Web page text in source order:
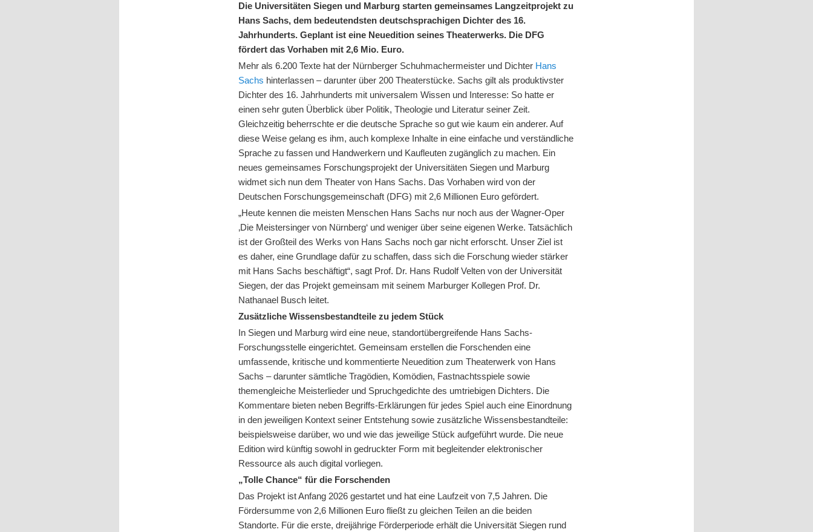
Die Universitäten Siegen und Marburg starten gemeinsames Langzeitprojekt zu
Hans Sachs, dem bedeutendsten deutschsprachigen Dichter des 16.
Jahrhunderts. Geplant ist eine Neuedition seines Theaterwerks. Die DFG
fördert das Vorhaben mit 2,6 Mio. Euro.
Mehr als 6.200 Texte hat der Nürnberger Schuhmachermeister und Dichter Hans
Sachs hinterlassen – darunter über 200 Theaterstücke. Sachs gilt als produktivster
Dichter des 16. Jahrhunderts mit universalem Wissen und Interesse: So hatte er
einen sehr guten Überblick über Politik, Theologie und Literatur seiner Zeit.
Gleichzeitig beherrschte er die deutsche Sprache so gut wie kaum ein anderer. Auf
diese Weise gelang es ihm, auch komplexe Inhalte in eine einfache und verständliche
Sprache zu fassen und Handwerkern und Kaufleuten zugänglich zu machen. Ein
neues gemeinsames Forschungsprojekt der Universitäten Siegen und Marburg
widmet sich nun dem Theater von Hans Sachs. Das Vorhaben wird von der
Deutschen Forschungsgemeinschaft (DFG) mit 2,6 Millionen Euro gefördert.
„Heute kennen die meisten Menschen Hans Sachs nur noch aus der Wagner-Oper
‚Die Meistersinger von Nürnberg‘ und weniger über seine eigenen Werke. Tatsächlich
ist der Großteil des Werks von Hans Sachs noch gar nicht erforscht. Unser Ziel ist
es daher, eine Grundlage dafür zu schaffen, dass sich die Forschung wieder stärker
mit Hans Sachs beschäftigt“, sagt Prof. Dr. Hans Rudolf Velten von der Universität
Siegen, der das Projekt gemeinsam mit seinem Marburger Kollegen Prof. Dr.
Nathanael Busch leitet.
Zusätzliche Wissensbestandteile zu jedem Stück
In Siegen und Marburg wird eine neue, standortübergreifende Hans Sachs-
Forschungsstelle eingerichtet. Gemeinsam erstellen die Forschenden eine
umfassende, kritische und kommentierte Neuedition zum Theaterwerk von Hans
Sachs – darunter sämtliche Tragödien, Komödien, Fastnachtsspiele sowie
themengleiche Meisterlieder und Spruchgedichte des umtriebigen Dichters. Die
Kommentare bieten neben Begriffs-Erklärungen für jedes Spiel auch eine Einordnung
in den jeweiligen Kontext seiner Entstehung sowie zusätzliche Wissensbestandteile:
beispielsweise darüber, wo und wie das jeweilige Stück aufgeführt wurde. Die neue
Edition wird künftig sowohl in gedruckter Form mit begleitender elektronischer
Ressource als auch digital vorliegen.
„Tolle Chance“ für die Forschenden
Das Projekt ist Anfang 2026 gestartet und hat eine Laufzeit von 7,5 Jahren. Die
Fördersumme von 2,6 Millionen Euro fließt zu gleichen Teilen an die beiden
Standorte. Für die erste, dreijährige Förderperiode erhält die Universität Siegen rund